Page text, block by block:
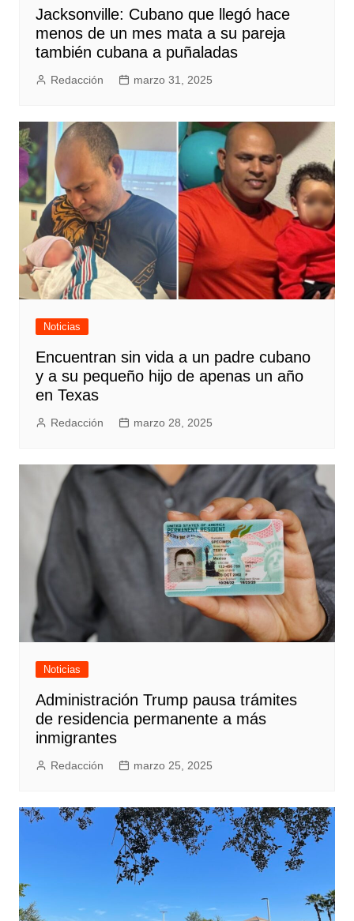
Jacksonville: Cubano que llegó hace
menos de un mes mata a su pareja
también cubana a puñaladas
Redacción marzo 31, 2025
Noticias
Encuentran sin vida a un padre cubano
y a su pequeño hijo de apenas un año
en Texas
Redacción marzo 28, 2025
Noticias
Administración Trump pausa trámites
de residencia permanente a más
inmigrantes
Redacción marzo 25, 2025